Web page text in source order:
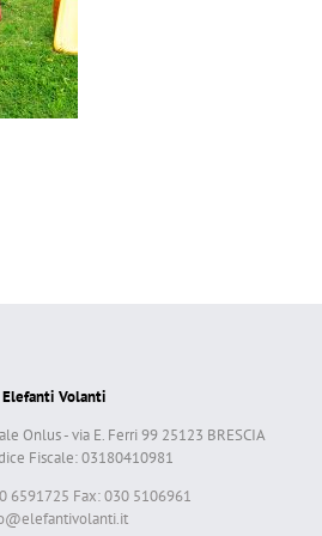
Elefanti Volanti
Onlus - via E. Ferri 99 25123 BRESCIA
Fiscale: 03180410981
6591725 Fax: 030 5106961